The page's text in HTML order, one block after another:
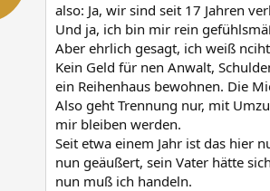
also: Ja, wir sind seit 17 Jahren
Und ja, ich bin mir rein
Aber ehrlich gesagt, ich weiß
Kein Geld für nen Anwalt,
ein Reihenhaus bewohnen. Die
Also geht Trennung nur, mit
mir bleiben werden.
Seit etwa einem Jahr ist das hier
nun geäußert, sein Vater hätte
nun muß ich handeln.